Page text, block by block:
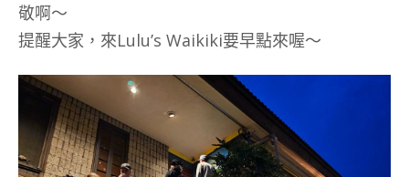
敬啊～
提醒大家，來Lulu’s Waikiki要早點來喔～